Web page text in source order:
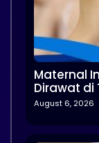
Maternal
Dirawat di
August 6, 2026